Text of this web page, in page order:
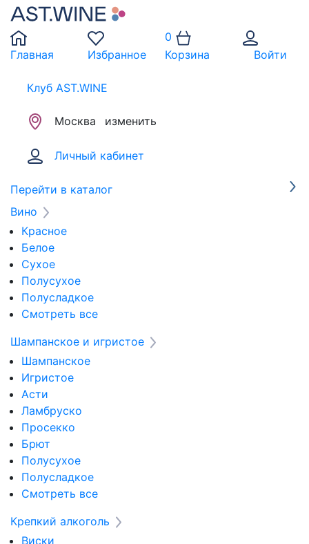
Главная Избранное
0
Корзина
Войти
Клуб AST.WINE
Москва изменить
Личный кабинет
Перейти в каталог
Вино
Красное
Белое
Сухое
Полусухое
Полусладкое
Смотреть все
Шампанское и игристое
Шампанское
Игристое
Асти
Ламбруско
Просекко
Брют
Полусухое
Полусладкое
Смотреть все
Крепкий алкоголь
Виски